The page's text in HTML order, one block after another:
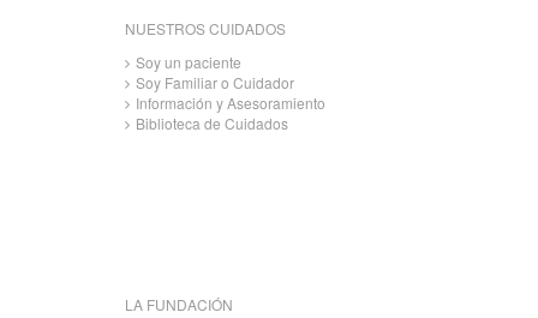
NUESTROS CUIDADOS
Soy un paciente
Soy Familiar o Cuidador
Información y Asesoramiento
Biblioteca de Cuidados
LA FUNDACIÓN